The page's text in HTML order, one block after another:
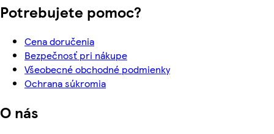
Potrebujete pomoc?
Cena doručenia
Bezpečnosť pri nákupe
Všeobecné obchodné podmienky
Ochrana súkromia
O nás